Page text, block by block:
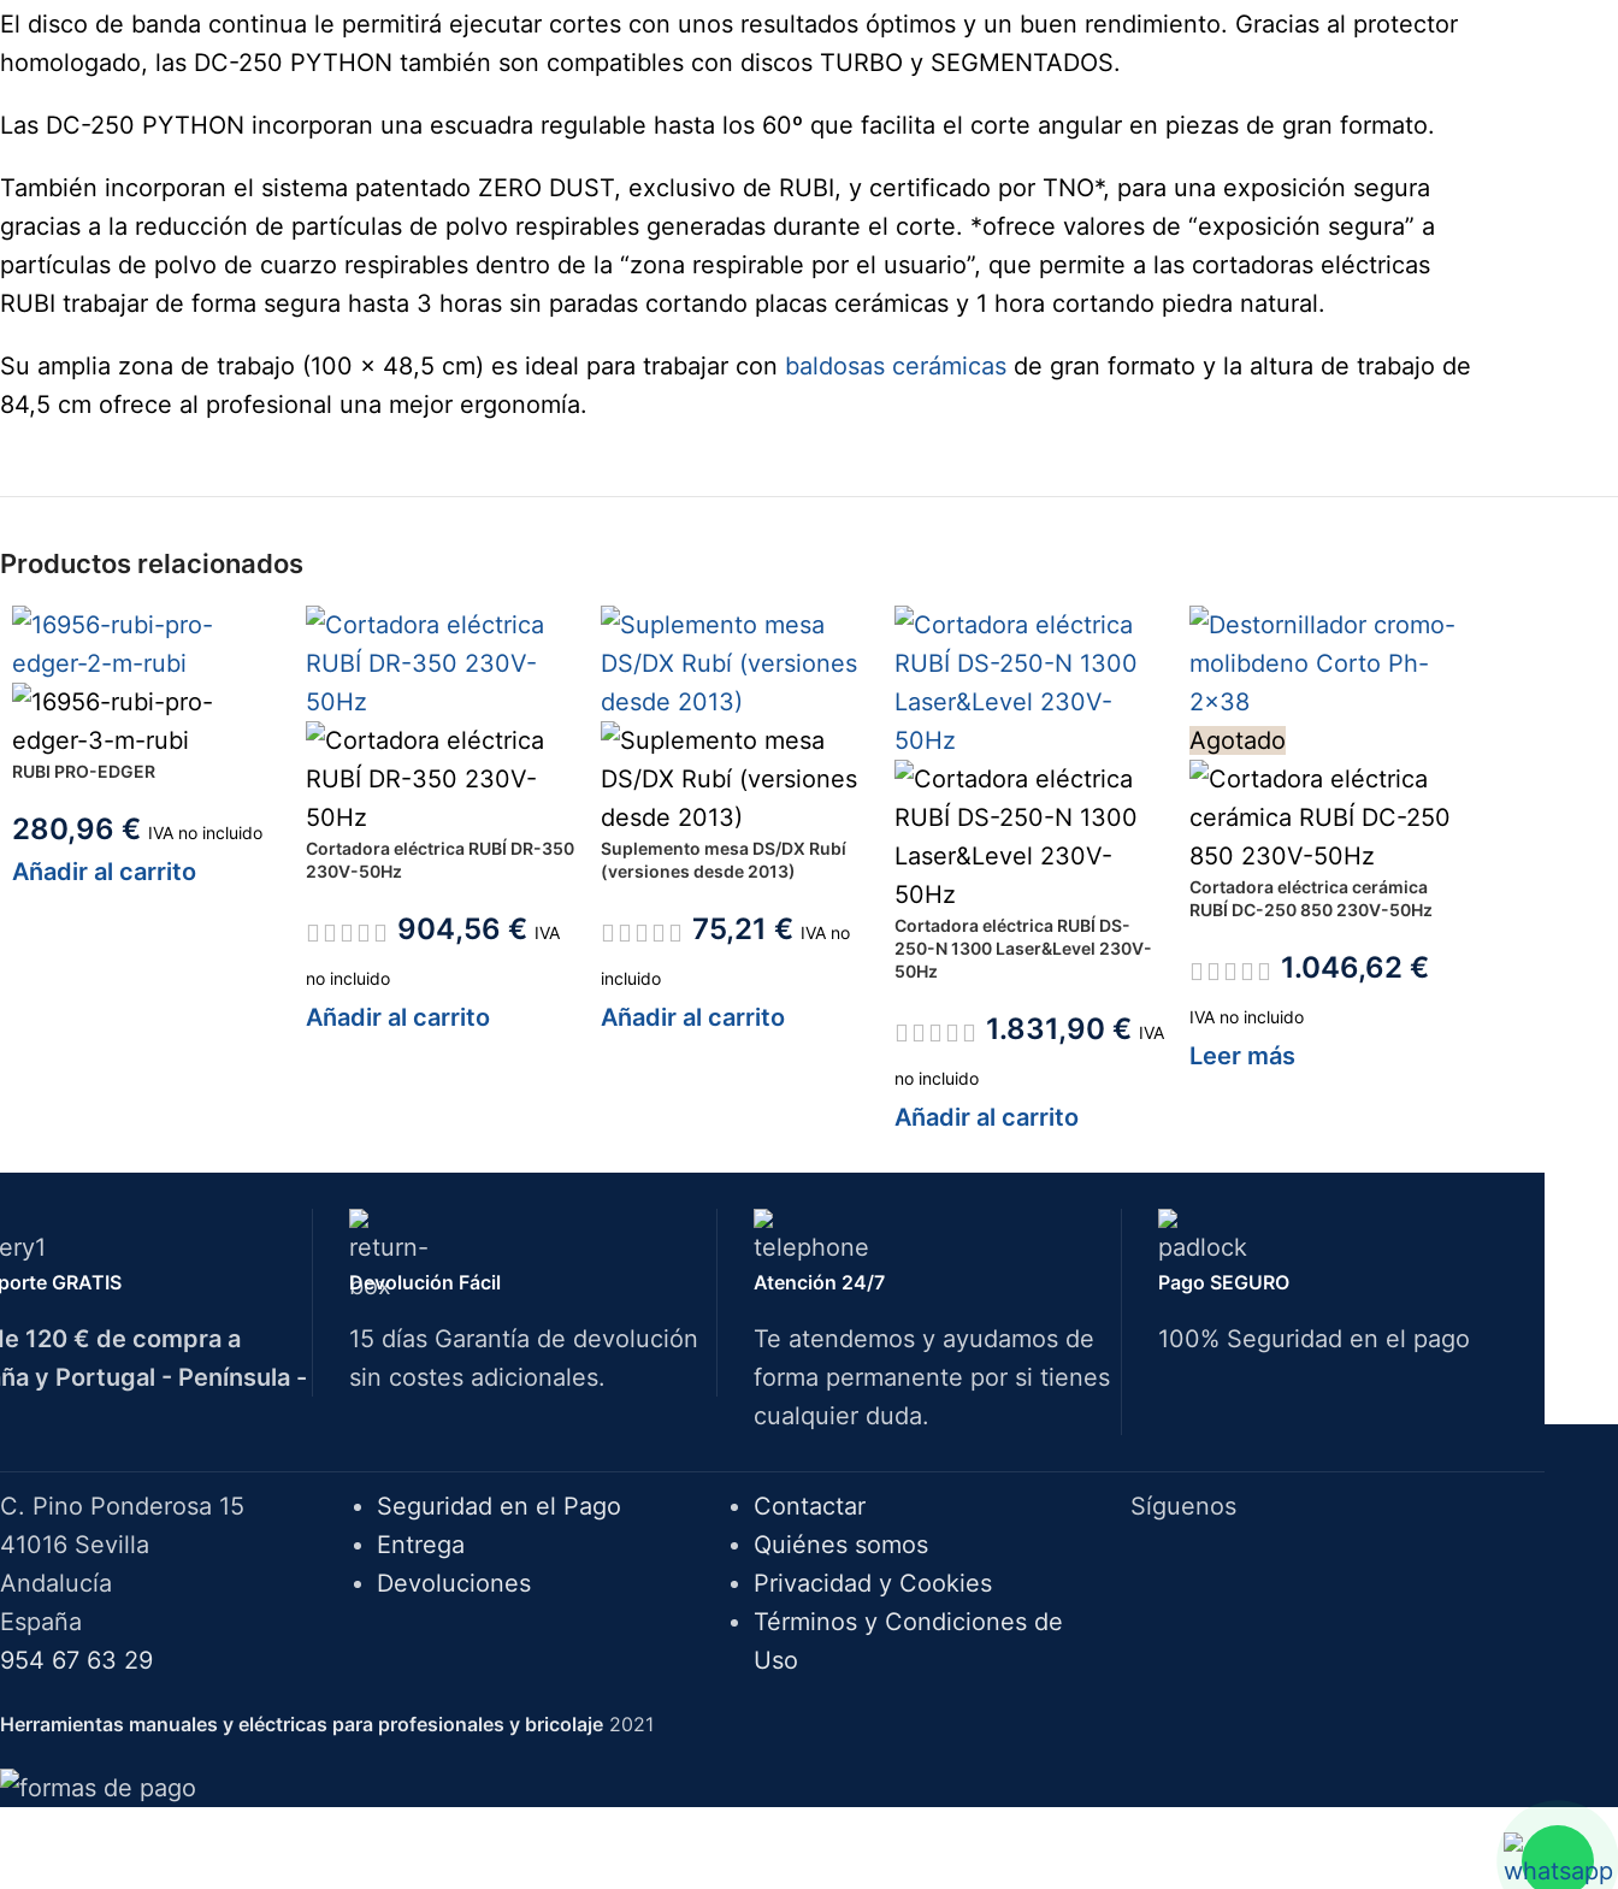
El disco de banda continua le permitirá ejecutar cortes con unos resultados óptimos y un buen rendimiento. Gracias al protector
homologado, las DC-250 PYTHON también son compatibles con discos TURBO y SEGMENTADOS.
Las DC-250 PYTHON incorporan una escuadra regulable hasta los 60º que facilita el corte angular en piezas de gran formato.
También incorporan el sistema patentado ZERO DUST, exclusivo de RUBI, y certificado por TNO*, para una exposición segura
gracias a la reducción de partículas de polvo respirables generadas durante el corte. *ofrece valores de “exposición segura” a
partículas de polvo de cuarzo respirables dentro de la “zona respirable por el usuario”, que permite a las cortadoras eléctricas
RUBI trabajar de forma segura hasta 3 horas sin paradas cortando placas cerámicas y 1 hora cortando piedra natural.
Su amplia zona de trabajo (100 x 48,5 cm) es ideal para trabajar con baldosas cerámicas de gran formato y la altura de trabajo de
84,5 cm ofrece al profesional una mejor ergonomía.
Productos relacionados
RUBI PRO-EDGER
280,96 € IVA no incluido
Añadir al carrito
Cortadora eléctrica RUBÍ DR-350
230V-50Hz
904,56€ IVA
no incluido
Añadir al carrito
Suplemento mesa DS/DX Rubí
(versiones desde 2013)
75,21 € IVA no
incluido
Añadir al carrito
Cortadora eléctrica RUBÍ DS-
250-N 1300 Laser&Level 230V-
50Hz
1.831,90€ IVA
no incluido
Añadir al carrito
Agotado
Cortadora eléctrica cerámica
RUBÍ DC-250 850 230V-50Hz
1.046,62 €
IVA no incluido
Leer más
GRATIS
120 € de compra a
y Portugal - Península -
Devolución Fácil
15 días Garantía de devolución
sin costes adicionales.
Atención 24/7
Te atendemos y ayudamos de
forma permanente por si tienes
cualquier duda.
Pago SEGURO
100% Seguridad en el pago
C. Pino Ponderosa 15
41016 Sevilla
Andalucía
España
954 67 63 29
Seguridad en el Pago
Entrega
Devoluciones
Contactar
Quiénes somos
Privacidad y Cookies
Términos y Condiciones de
Uso
Síguenos
Herramientas manuales y eléctricas para profesionales y bricolaje 2021